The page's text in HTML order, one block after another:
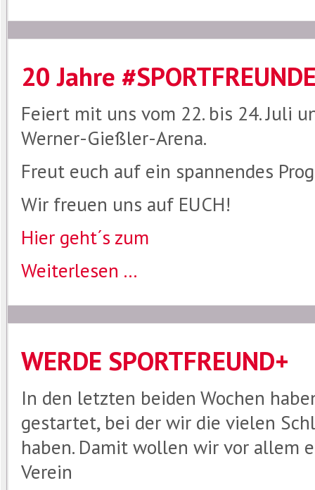
20 Jahre
Feiert mit uns vom 22. bis 24. Juli
Werner-Gießler-Arena.
Freut euch auf ein spannendes
Wir freuen uns auf EUCH!
Hier geht´s zum
Weiterlesen ...
WERDE SPORTFREUND+
In den letzten beiden Wochen
gestartet, bei der wir die vielen
haben. Damit wollen wir vor allem
Verein